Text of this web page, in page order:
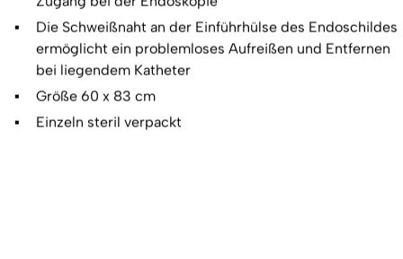
Die Schweißnaht an der Einführhülse des Endoschildes
ermöglicht ein problemloses Aufreißen und Entfernen
bei liegendem Katheter
Größe 60 x 83 cm
Einzeln steril verpackt